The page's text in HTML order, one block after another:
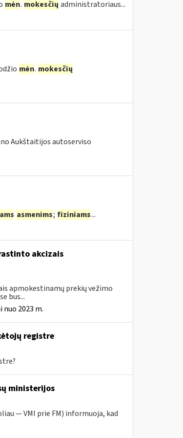
mėn. mokesčių administratoriaus...
mėn. mokesčių
Aukštaitijos autoserviso
asmenims; fiziniams...
akcizais
apmokestinamų prekių vežimo
bus...
nuo 2023 m.
registre
ministerijos
— VMI prie FM) informuoja, kad